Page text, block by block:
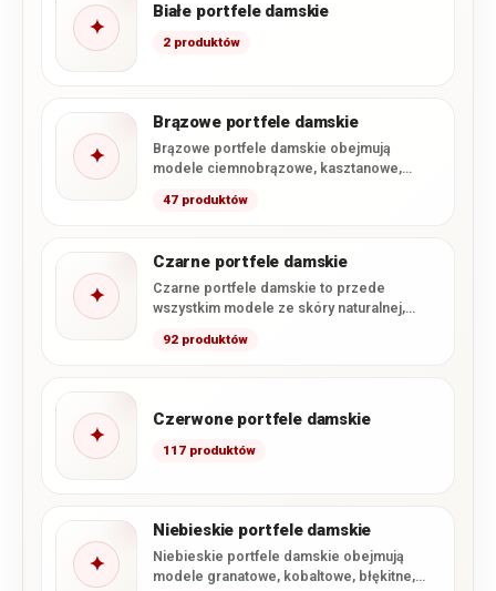
✦
Białe portfele damskie
2 produktów
✦
Brązowe portfele damskie
Brązowe portfele damskie obejmują
modele ciemnobrązowe, kasztanowe,
ciepłe odcienie beżu.…
47 produktów
✦
Czarne portfele damskie
Czarne portfele damskie to przede
wszystkim modele ze skóry naturalnej,
92 produktów
✦
Czerwone portfele damskie
117 produktów
✦
Niebieskie portfele damskie
Niebieskie portfele damskie obejmują
modele granatowe, kobaltowe, błękitne,